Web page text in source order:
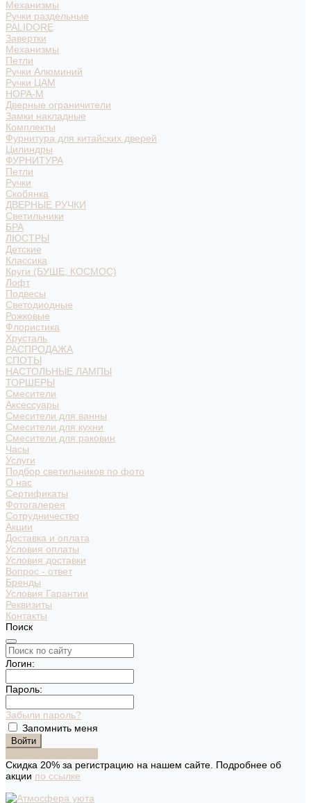
Механизмы
Ручки раздельные
PALIDORE
Завертки
Механизмы
Петли
Ручки Алюминий
Ручки ЦАМ
НОРА-М
Дверные ограничители
Замки накладные
Комплекты
Фурнитура для китайских дверей
Цилиндры
ФУРНИТУРА
Петли
Ручки
Скобянка
ДВЕРНЫЕ РУЧКИ
Светильники
БРА
ЛЮСТРЫ
Детские
Классика
Круги (БУШЕ, КОСМОС)
Лофт
Подвесы
Светодиодные
Рожковые
Флористика
Хрусталь
РАСПРОДАЖА
СПОТЫ
НАСТОЛЬНЫЕ ЛАМПЫ
ТОРШЕРЫ
Смесители
Аксессуары
Смесители для ванны
Смесители для кухни
Смесители для раковин
Часы
Услуги
Подбор светильников по фото
О нас
Сертификаты
Фотогалерея
Сотрудничество
Акции
Доставка и оплата
Условия оплаты
Условия доставки
Вопрос - ответ
Бренды
Условия Гарантии
Реквизиты
Контакты
Поиск
Логин:
Пароль:
Забыли пароль?
Запомнить меня
Скидка 20% за регистрацию на нашем сайте. Подробнее об
акции по ссылке